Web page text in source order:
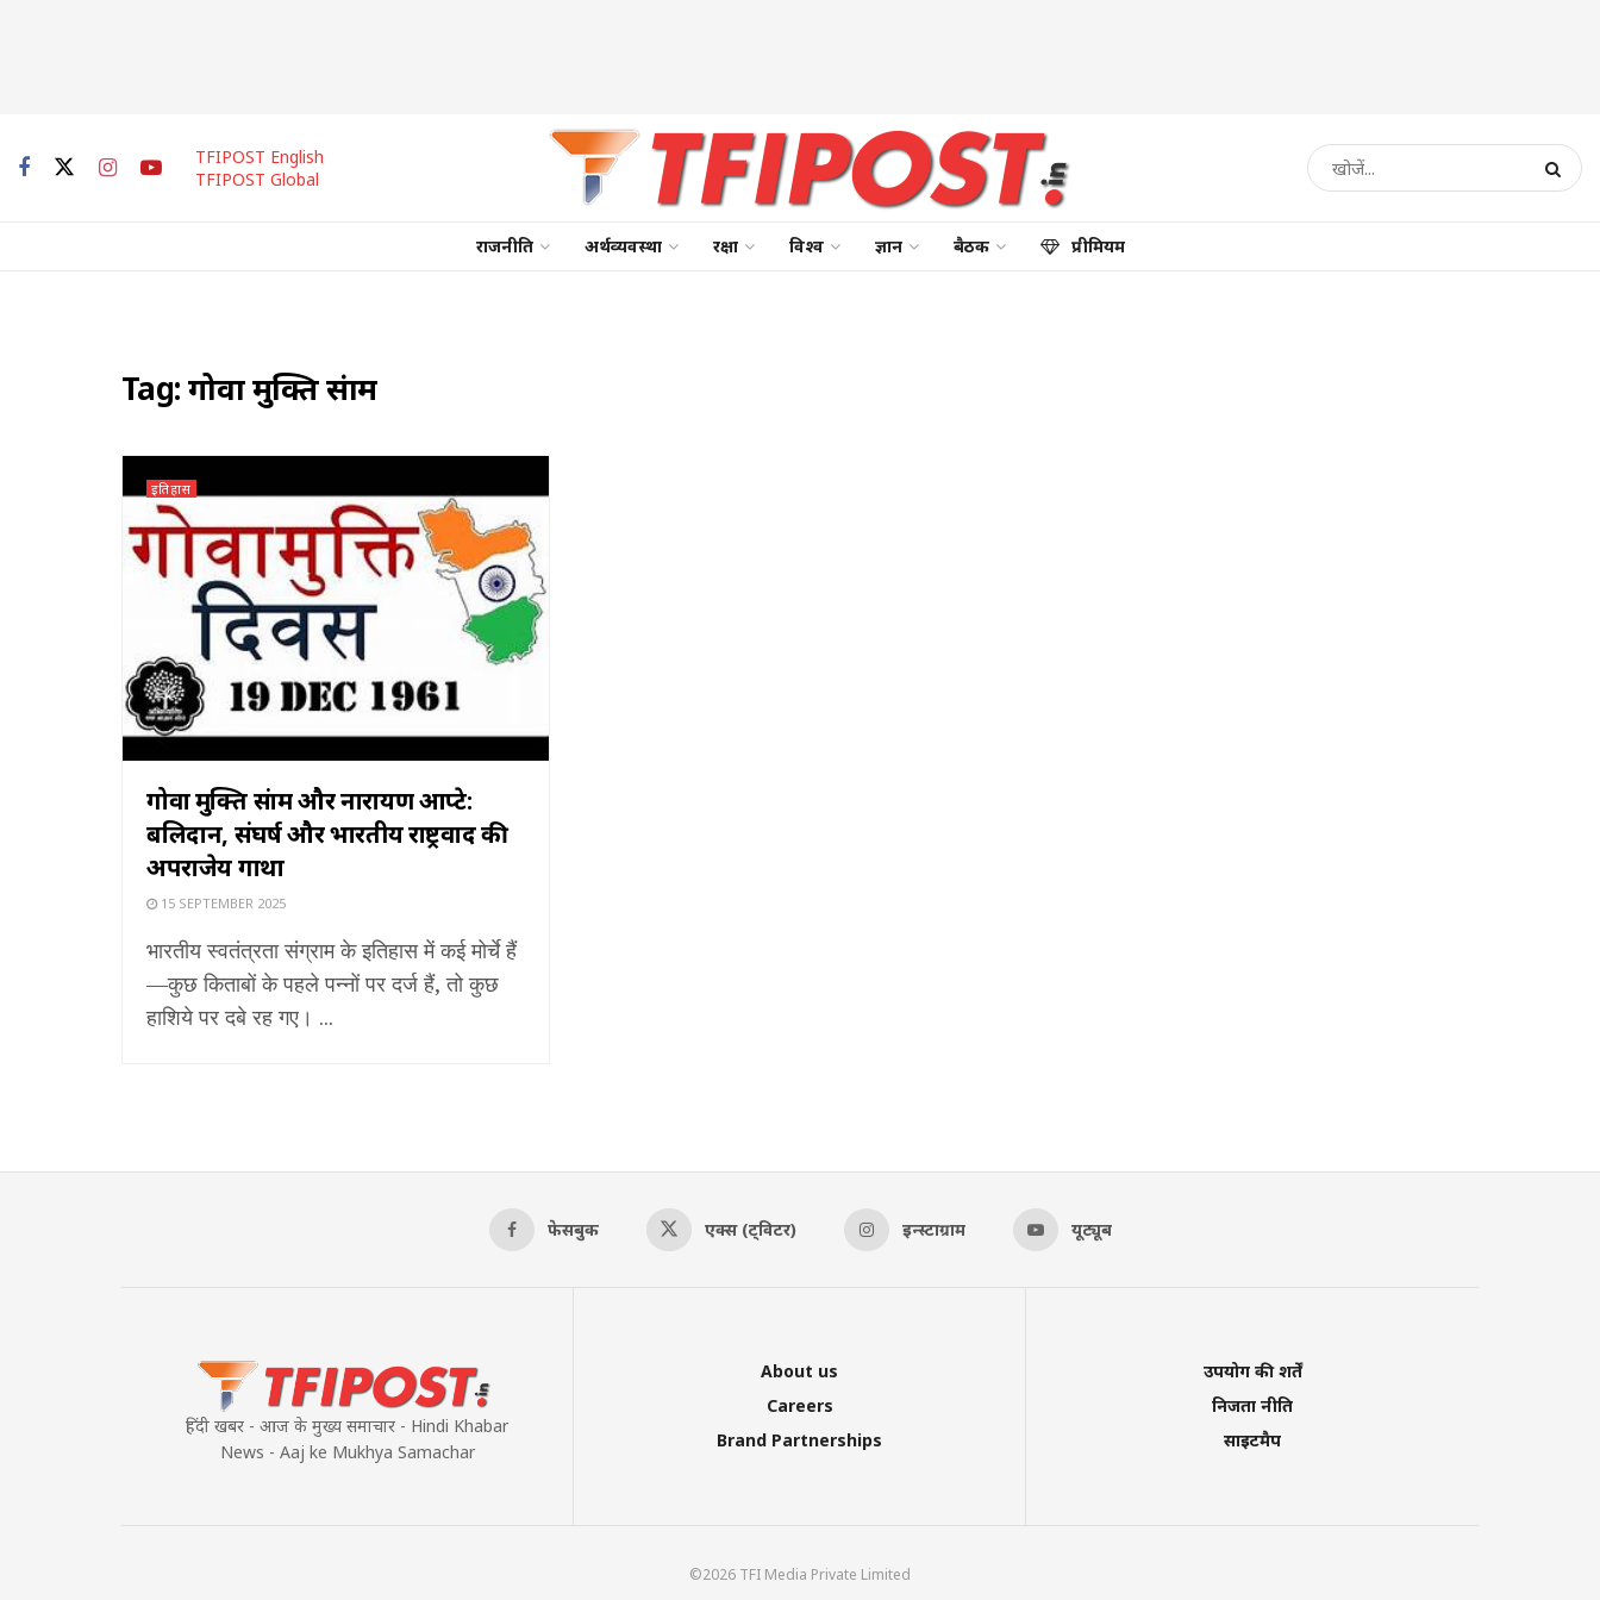
TFIPOST English
TFIPOST Global
राजनीति अर्थव्यवस्था रक्षा विश्व ज्ञान बैठक प्रीमियम
Tag:गोवा मुक्ति संग्राम
इतिहास
गोवा मुक्ति संग्राम और नारायण आप्टे:
बलिदान, संघर्ष और भारतीय राष्ट्रवाद की
अपराजेय गाथा
15 SEPTEMBER 2025
भारतीय स्वतंत्रता संग्राम के इतिहास में कई मोर्चे हैं
—कुछ किताबों के पहले पन्नों पर दर्ज हैं, तो कुछ
हाशिये पर दबे रह गए। ...
फेसबुक एक्स (ट्विटर) इन्स्टाग्राम यूट्यूब
हिंदी खबर - आज के मुख्य समाचार - Hindi Khabar
News - Aaj ke Mukhya Samachar
About us
Careers
Brand Partnerships
उपयोग की शर्तें
निजता नीति
साइटमैप
©2026 TFI Media Private Limited